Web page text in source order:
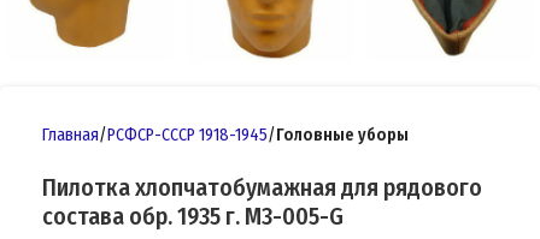
Главная РСФСР-СССР 1918-1945 Головные уборы
Пилотка хлопчатобумажная для рядового
состава обр. 1935 г. M3-005-G